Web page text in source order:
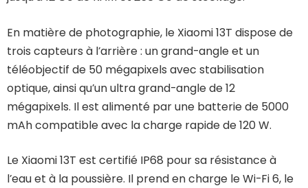
En matière de photographie, le Xiaomi 13T dispose de
trois capteurs à l’arrière : un grand-angle et un
téléobjectif de 50 mégapixels avec stabilisation
optique, ainsi qu’un ultra grand-angle de 12
mégapixels. Il est alimenté par une batterie de 5000
mAh compatible avec la charge rapide de 120 W.
Le Xiaomi 13T est certifié IP68 pour sa résistance à
l’eau et à la poussière. Il prend en charge le Wi-Fi 6, le